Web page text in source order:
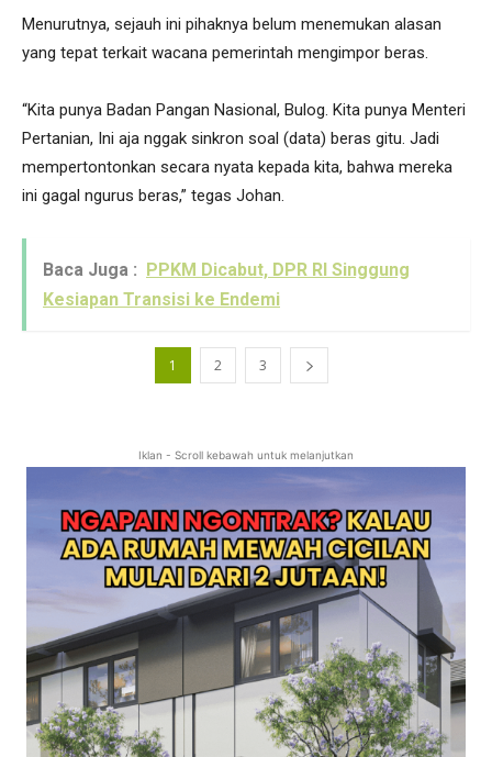
Menurutnya, sejauh ini pihaknya belum menemukan alasan
yang tepat terkait wacana pemerintah mengimpor beras.
“Kita punya Badan Pangan Nasional, Bulog. Kita punya Menteri
Pertanian, Ini aja nggak sinkron soal (data) beras gitu. Jadi
mempertontonkan secara nyata kepada kita, bahwa mereka
ini gagal ngurus beras,” tegas Johan.
Baca Juga : PPKM Dicabut, DPR RI Singgung
Kesiapan Transisi ke Endemi
1 2 3
Iklan - Scroll kebawah untuk melanjutkan